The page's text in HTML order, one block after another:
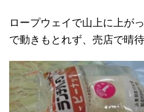
ロープウェイで山上に上が
で動きもとれず、売店で晴待